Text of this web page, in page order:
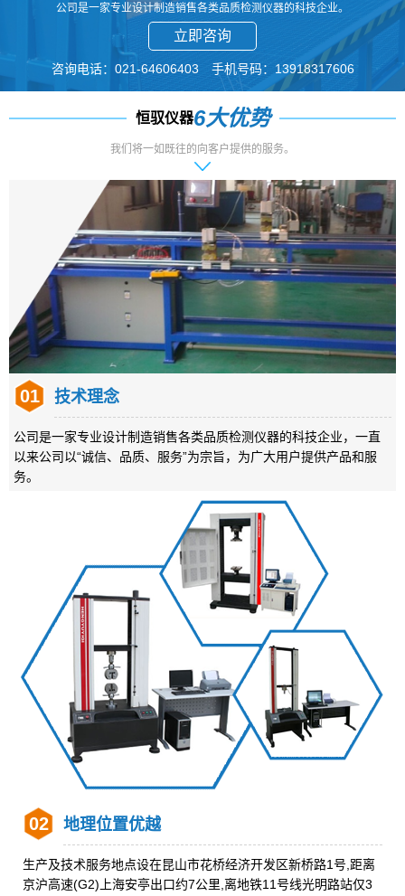
公司是一家专业设计制造销售各类品质检测仪器的科技企业。
立即咨询
咨询电话：021-64606403 手机号码：13918317606
恒驭仪器6大优势
我们将一如既往的向客户提供的服务。
01 技术理念
公司是一家专业设计制造销售各类品质检测仪器的科技企业，一直
以来公司以“诚信、品质、服务”为宗旨，为广大用户提供产品和服
务。
02 地理位置优越
生产及技术服务地点设在昆山市花桥经济开发区新桥路1号,距离
京沪高速(G2)上海安亭出口约7公里,离地铁11号线光明路站仅3